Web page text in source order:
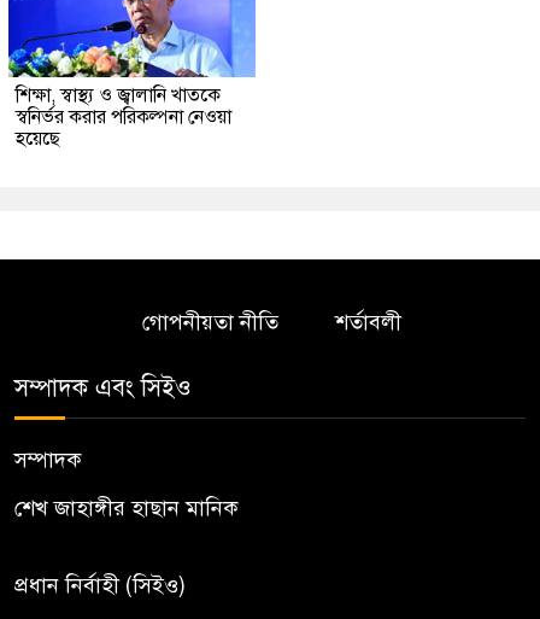
শিক্ষা, স্বাস্থ্য ও জ্বালানি খাতকে
স্বনির্ভর করার পরিকল্পনা নেওয়া
হয়েছে
গোপনীয়তা নীতি শর্তাবলী
সম্পাদক এবং সিইও
সম্পাদক
শেখ জাহাঙ্গীর হাছান মানিক
প্রধান নির্বাহী (সিইও)